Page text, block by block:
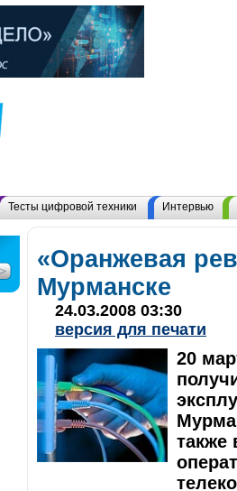
Тесты цифровой техники Интервью
«Оранжевая
Мурманске
24.03.2008 03:30
версия для печати
20
также